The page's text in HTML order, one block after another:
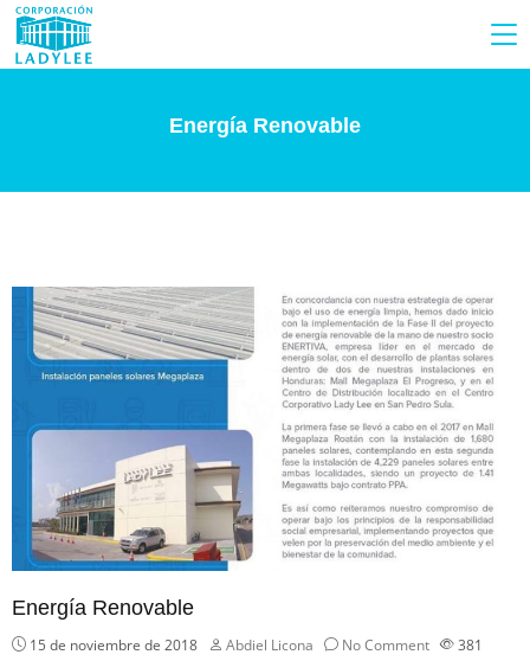
Energía Renovable
Energía Renovable
15 de noviembre de 2018 Abdiel Licona No Comment
381